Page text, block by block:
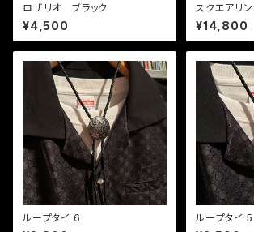
ロザリオ ブラック
¥4,500
スクエアリ
¥14,800
ループタイ 6 ループタイ 5